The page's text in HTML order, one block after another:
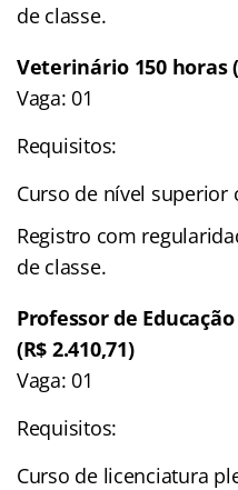
de classe.
Veterinário 150 horas
Vaga: 01
Requisitos:
Curso de nível superior
Registro com
de classe.
Professor de
(R$ 2.410,71)
Vaga: 01
Requisitos:
Curso de licenciatura